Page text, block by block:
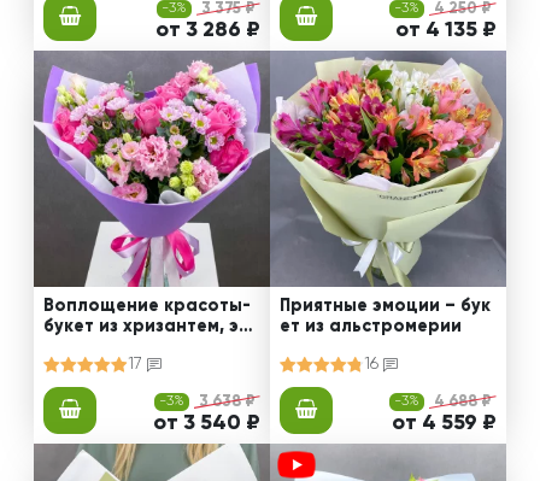
-3% 3 375 ₽
от 3 286 ₽
-3% 4 250 ₽
от 4 135 ₽
Воплощение красоты-
букет из хризантем, эус
17
-3% 3 638 ₽
от 3 540 ₽
Приятные эмоции – бук
ет из альстромерии
16
-3% 4 688 ₽
от 4 559 ₽